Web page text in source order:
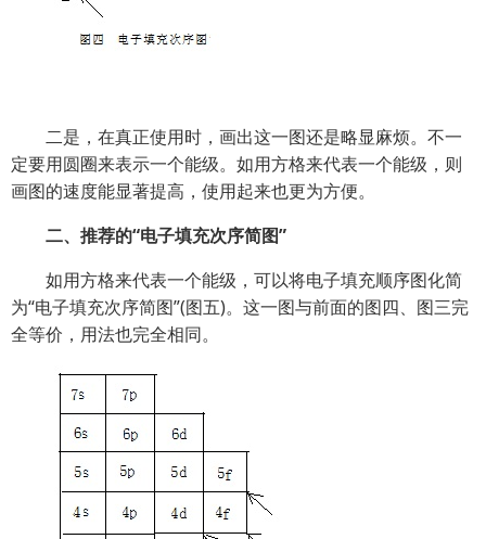
二是，在真正使用时，画出这一图还是略显麻烦。不一
定要用圆圈来表示一个能级。如用方格来代表一个能级，则
画图的速度能显著提高，使用起来也更为方便。
二、推荐的“电子填充次序简图”
如用方格来代表一个能级，可以将电子填充顺序图化简
为“电子填充次序简图”(图五)。这一图与前面的图四、图三完
全等价，用法也完全相同。